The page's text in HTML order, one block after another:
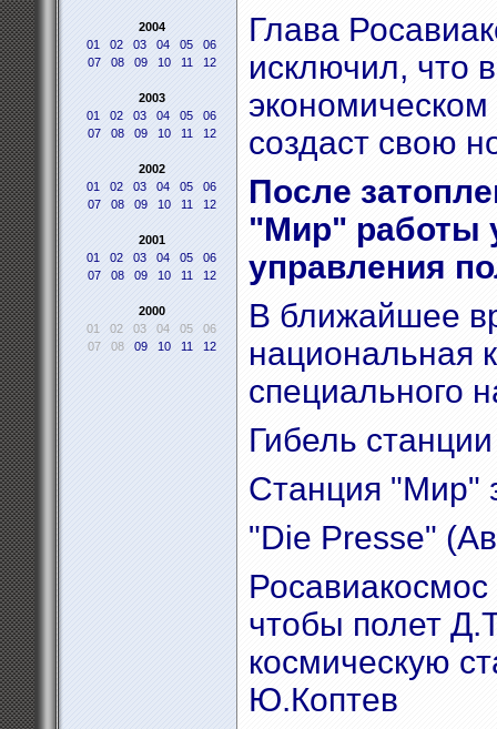
2004
01
02 03 04 05
06
07
08 09 10 11 12
2003
01
02 03 04 05
06
07
08 09 10 11 12
2002
01
02 03 04 05
06
07
08 09 10 11 12
2001
01
02 03 04 05
06
07
08 09 10 11 12
2000
01
02 03 04 05
06
07
08 09 10 11 12
Глава
исключил, что
создаст свою
После
"Мир" работы
управления
В ближайшее
национальная
специального
Гибель
Станция "Мир"
"Die Presse"
чтобы полет
космическую
Ю.Коптев